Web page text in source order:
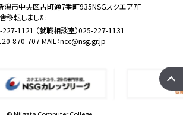
市中央区古町通7番町935NSGスクエア7F
移転しました
227-1121 （就職相談室）025-227-1131
870-707 MAIL：ncc@nsg.gr.jp